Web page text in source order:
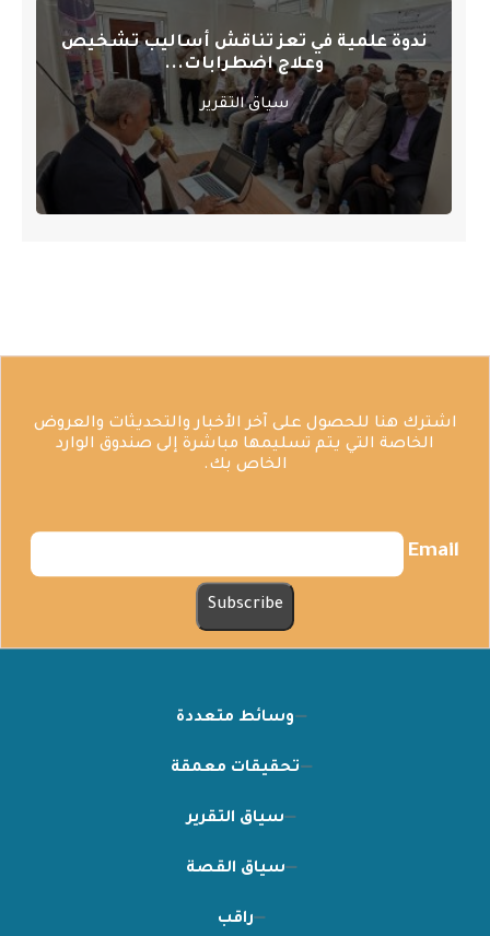
ندوة علمية في تعز تناقش أساليب تشخيص
وعلاج اضطرابات...
سياق التقرير
اشترك هنا للحصول على آخر الأخبار والتحديثات والعروض
الخاصة التي يتم تسليمها مباشرة إلى صندوق الوارد
الخاص بك.
Email
وسائط متعددة
تحقيقات معمقة
سياق التقرير
سياق القصة
راقب